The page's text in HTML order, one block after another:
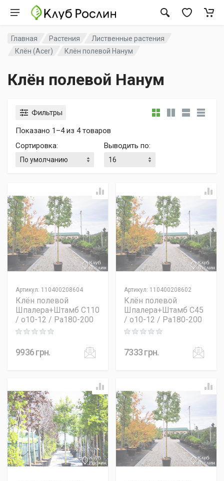
Главная Растения
Лиственные растения
Клён (Acer)
Клён полевой Нанум
Клён полевой Нанум
Фильтры
Показано 1–4 из 4 товаров
Сортировка: Выводить по:
Артикул: 110400208604
Клён полевой
Шпалера+Штамб C110
/ o10-12 / Pa180-200
Rating: 0 out of 5
9936грн.
Артикул: 110400208602
Клён полевой
Шпалера+Штамб C45
/ o10-12 / Pa180-200
Rating: 0 out of 5
7333грн.